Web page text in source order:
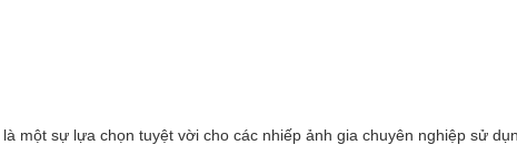
là một sự lựa chọn tuyệt vời cho các nhiếp ảnh gia chuyên nghiệp sử